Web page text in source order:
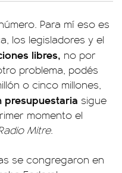
Para mí eso es
los legisladores y el
libres, no por
problema, podés
o cinco millones,
presupuestaria sigue
momento el
Mitre.